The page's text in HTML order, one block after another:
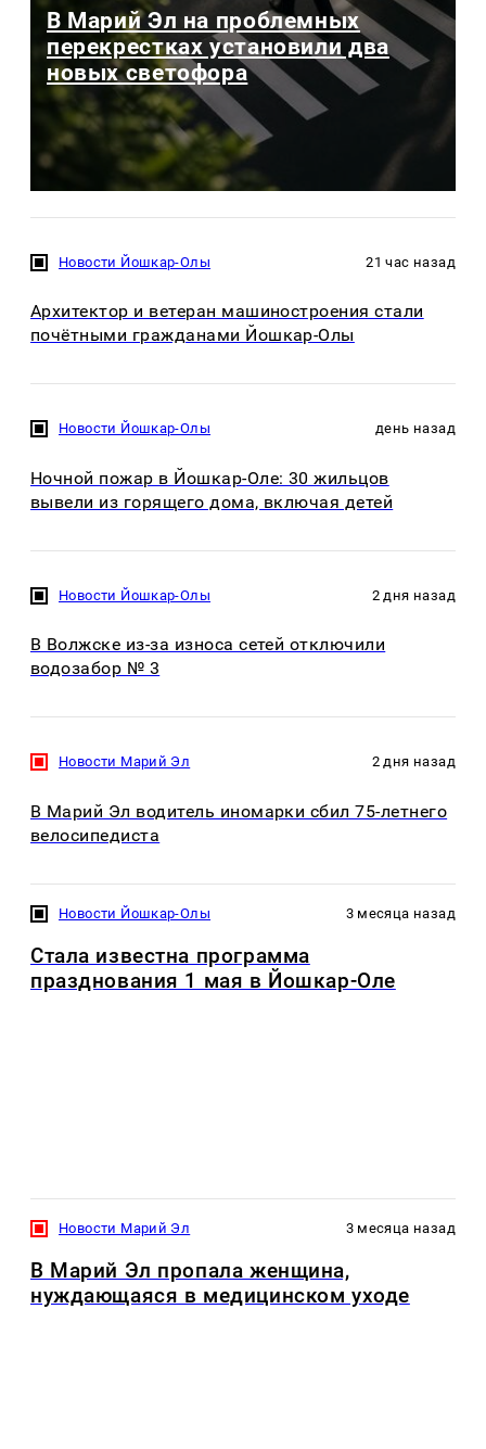
В Марий Эл на проблемных
перекрестках установили два
новых светофора
Новости Йошкар-Олы 21 час назад
Архитектор и ветеран машиностроения стали
почётными гражданами Йошкар-Олы
Новости Йошкар-Олы день назад
Ночной пожар в Йошкар-Оле: 30 жильцов
вывели из горящего дома, включая детей
Новости Йошкар-Олы 2 дня назад
В Волжске из-за износа сетей отключили
водозабор № 3
Новости Марий Эл 2 дня назад
В Марий Эл водитель иномарки сбил 75-летнего
велосипедиста
Новости Йошкар-Олы 3 месяца назад
Стала известна программа
празднования 1 мая в Йошкар-Оле
Новости Марий Эл 3 месяца назад
В Марий Эл пропала женщина,
нуждающаяся в медицинском уходе